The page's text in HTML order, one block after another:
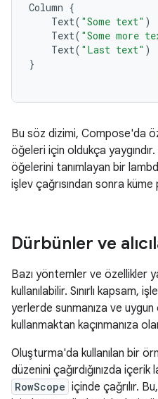
Column {
Text( "Some text" )
Text( "Some more
Text( "Last text" )
}
Bu söz dizimi, Compose'da
öğeleri için oldukça
öğelerini tanımlayan bir
işlev çağrısından sonra
Dürbünler ve
Bazı yöntemler ve özellikler
kullanılabilir. Sınırlı kapsam,
yerlerde sunmanıza ve uygun
kullanmaktan kaçınmanıza
Oluşturma'da kullanılan bir
düzenini çağırdığınızda
RowScope içinde çağrılır. Bu,